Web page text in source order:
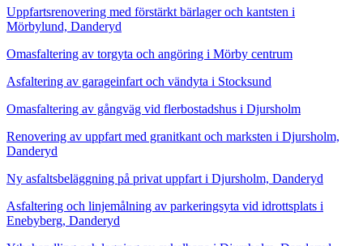
Uppfartsrenovering med förstärkt bärlager och kantsten i
Mörbylund, Danderyd
Omasfaltering av torgyta och angöring i Mörby centrum
Asfaltering av garageinfart och vändyta i Stocksund
Omasfaltering av gångväg vid flerbostadshus i Djursholm
Renovering av uppfart med granitkant och marksten i Djursholm,
Danderyd
Ny asfaltsbeläggning på privat uppfart i Djursholm, Danderyd
Asfaltering och linjemålning av parkeringsyta vid idrottsplats i
Enebyberg, Danderyd